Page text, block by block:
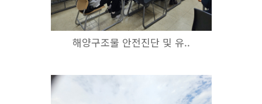
해양구조물 안전진단 및 유..